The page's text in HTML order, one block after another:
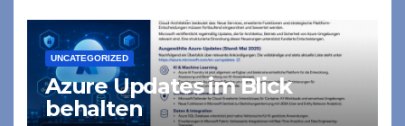
UNCATEGORIZED
Azure Updates im Blick
behalten